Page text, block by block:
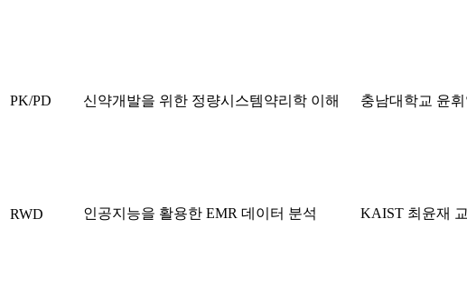
PK/PD 신약개발을 위한 정량시스템약리학 이해 충남대학교 윤
RWD 인공지능을 활용한 EMR 데이터 분석 KAIST 최윤재